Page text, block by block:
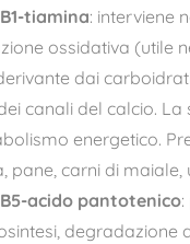
tiamina: interviene
ossidativa (utile
dai
canali del calcio. La
energetico.
pane, carni di maiale,
acido pantotenico
degradazione